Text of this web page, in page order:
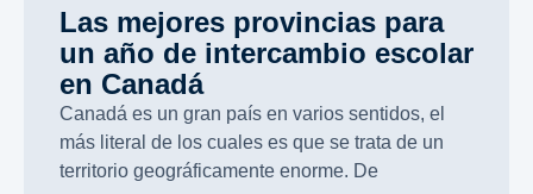
Las mejores provincias para
un año de intercambio escolar
en Canadá
Canadá es un gran país en varios sentidos, el
más literal de los cuales es que se trata de un
territorio geográficamente enorme. De